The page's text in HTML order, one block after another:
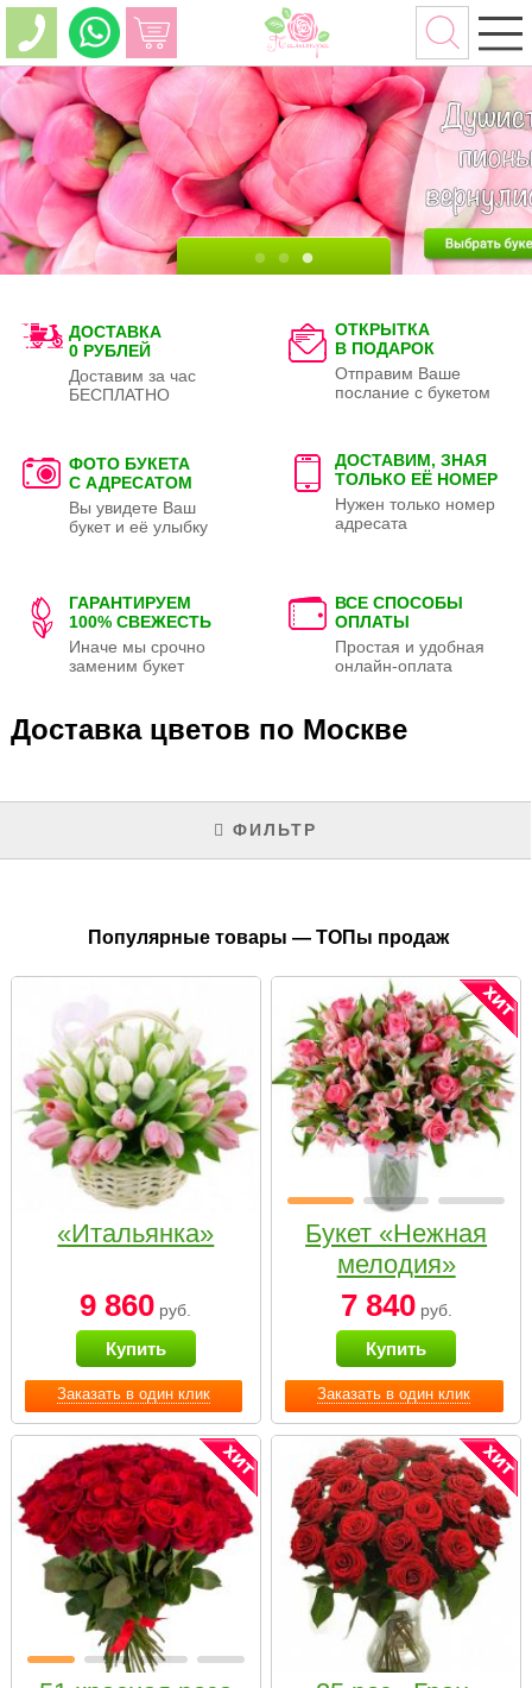
ДОСТАВКА
0 РУБЛЕЙ
Доставим за час
БЕСПЛАТНО
ОТКРЫТКА
В ПОДАРОК
Отправим Ваше
послание с букетом
ФОТО БУКЕТА
С АДРЕСАТОМ
Вы увидете Ваш
букет и её улыбку
ДОСТАВИМ, ЗНАЯ
ТОЛЬКО ЕЁ НОМЕР
Нужен только номер
адресата
ГАРАНТИРУЕМ
100% СВЕЖЕСТЬ
Иначе мы срочно
заменим букет
ВСЕ СПОСОБЫ
ОПЛАТЫ
Простая и удобная
онлайн-оплата
Доставка цветов по Москве
ФИЛЬТР
Популярные товары — ТОПы продаж
Заказать в один клик
«Итальянка»
9 860 руб.
Купить
Заказать в один клик
Букет «Нежная
мелодия»
7 840руб.
Купить